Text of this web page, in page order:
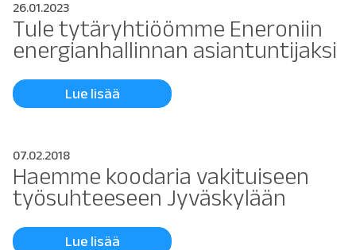
26.01.2023
Tule tytäryhtiöömme Eneroniin
energianhallinnan asiantuntijaksi
Lue lisää
07.02.2018
Haemme koodaria vakituiseen
työsuhteeseen Jyväskylään
Lue lisää